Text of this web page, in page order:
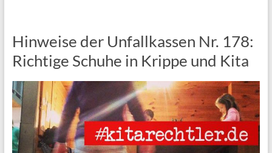
Hinweise der Unfallkassen Nr. 178:
Richtige Schuhe in Krippe und Kita